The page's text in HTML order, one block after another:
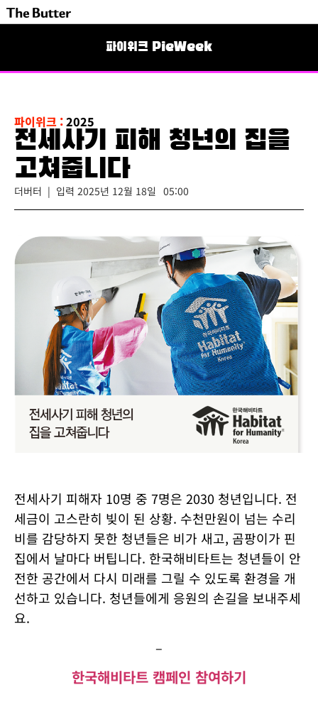
파이위크 PieWeek
파이위크 :2025
전세사기 피해 청년의 집을
고쳐줍니다
더버터 | 입력 2025년 12월 18일 05:00
전세사기 피해자 10명 중 7명은 2030 청년입니다. 전
세금이 고스란히 빚이 된 상황. 수천만원이 넘는 수리
비를 감당하지 못한 청년들은 비가 새고, 곰팡이가 핀
집에서 날마다 버팁니다. 한국해비타트는 청년들이 안
전한 공간에서 다시 미래를 그릴 수 있도록 환경을 개
선하고 있습니다. 청년들에게 응원의 손길을 보내주세
요.
–
한국해비타트 캠페인 참여하기